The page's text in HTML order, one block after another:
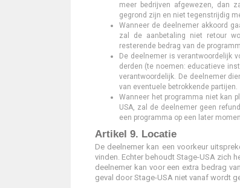
meer bedrijven afgewezen, dan
gegrond zijn en niet tegenstrijdig
Wanneer de deelnemer akkoord
zal de aanbetaling niet retour
resterende bedrag van de
De deelnemer is verantwoordelijk
derden (te noemen: educatieve
verantwoordelijk. De deelnemer
van eventuele betrokkende partijen.
Wanneer het programma niet kan
USA, zal de deelnemer geen
een programma op een later
Artikel 9. Locatie
De deelnemer kan een voorkeur
vinden. Echter behoudt Stage-USA zich
deelnemer kan voor een extra bedrag
geval door Stage-USA niet vanaf wordt